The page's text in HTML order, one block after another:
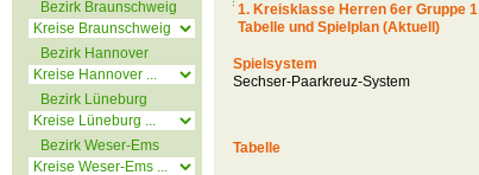
Bezirk Braunschweig
Bezirk Hannover
Bezirk Lüneburg
Bezirk Weser-Ems
1. Kreisklasse Herren 6er Gruppe 1
Tabelle und Spielplan (Aktuell)
Spielsystem
Sechser-Paarkreuz-System
Tabelle